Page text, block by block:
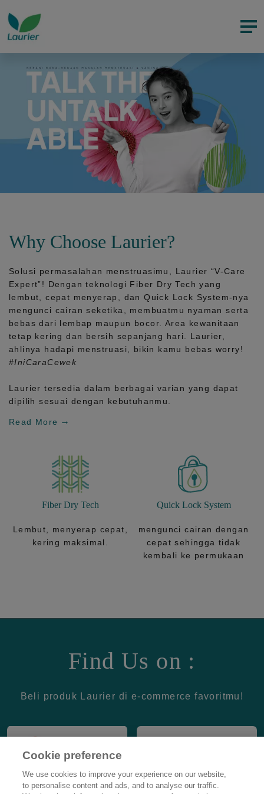
Why Choose Laurier?
Solusi permasalahan menstruasimu, Laurier “V-Care
Expert”! Dengan teknologi Fiber Dry Tech yang
lembut, cepat menyerap, danQuick Lock System-nya
mengunci cairan seketika, membuatmu nyaman serta
bebas dari lembap maupun bocor. Area kewanitaan
tetap kering dan bersih sepanjang hari.
Laurier,
ahlinya hadapi menstruasi, bikin kamu bebas worry!
#IniCaraCewek
Laurier tersedia dalam berbagai varian yang dapat
dipilih sesuai dengan kebutuhanmu.
Read More
Fiber Dry Tech
Lembut, menyerap cepat,
kering maksimal.
Quick Lock System
mengunci cairan dengan
cepat sehingga tidak
kembali ke permukaan
Find Us on :
Beli produk Laurier di e-commerce favoritmu!
Cookie preference
We use cookies to improve your experience on our website,
to personalise content and ads, and to analyse our traffic.